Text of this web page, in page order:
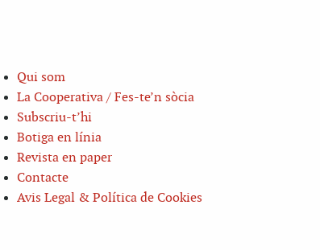
Qui som
La Cooperativa / Fes-te’n sòcia
Subscriu-t’hi
Botiga en línia
Revista en paper
Contacte
Avis Legal & Política de Cookies